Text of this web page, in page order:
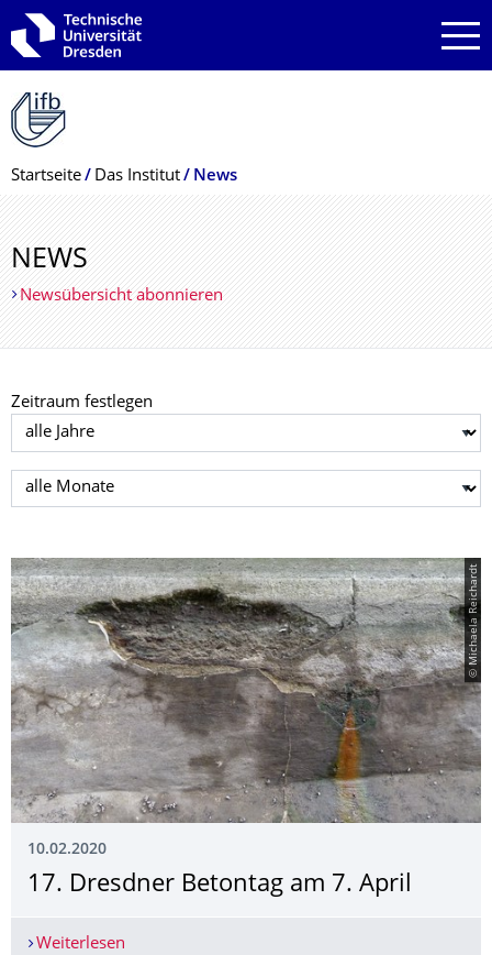
Zur Hauptnavigation springen
Zur Suche springen
Zum Inhalt springen
Breadcrumb-Menü
Startseite Das Institut News
NEWS
Newsübersicht abonnieren
Zeitraum festlegen
Jahr auswählen
Monat auswählen
© Michaela Reichardt
10.02.2020
17. Dresdner Betontag am 7. April
Weiterlesen